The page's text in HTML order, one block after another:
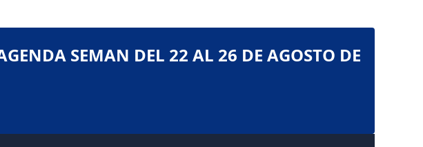
SEMAN DEL 22 AL 26 DE AGOSTO DE